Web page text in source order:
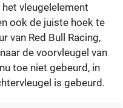
vleugelelement
ook de juiste hoek te
van Red Bull Racing,
de voorvleugel van
toe niet gebeurd, in
is gebeurd.